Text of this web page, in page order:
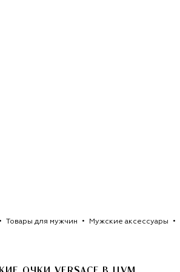
Товары для мужчин Мужские аксессуары